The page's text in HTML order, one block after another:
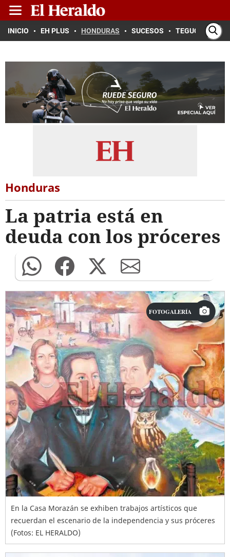
INICIO EH PLUS HONDURAS SUCESOS TEGUCIGALPA
Honduras
La patria está en
deuda con los próceres
FOTOGALERÍA
En la Casa Morazán se exhiben trabajos artísticos que
recuerdan el escenario de la independencia y sus próceres
(Fotos: EL HERALDO)